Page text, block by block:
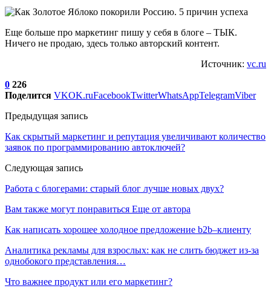
Еще больше про маркетинг пишу у себя в блоге – ТЫК.
Ничего не продаю, здесь только авторский контент.
Источник: vc.ru
0 226
Поделится VKOK.ruFacebookTwitterWhatsAppTelegramViber
Предыдущая запись
Как скрытый маркетинг и репутация увеличивают количество
заявок по программированию автоключей?
Следующая запись
Работа с блогерами: старый блог лучше новых двух?
Вам также могут понравиться Еще от автора
Как написать хорошее холодное предложение b2b–клиенту
Аналитика рекламы для взрослых: как не слить бюджет из-за
однобокого представления…
Что важнее продукт или его маркетинг?